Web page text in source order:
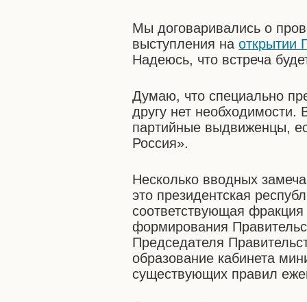
Мы договаривались о
выступления наоткрытии
Надеюсь, что встреча
Думаю, что специально
другу нет необходимости.
партийные выдвиженцы,
Россия».
Несколько вводных
это президентская
соответствующая
формирования
Председателя
образование кабинета
существующих правил